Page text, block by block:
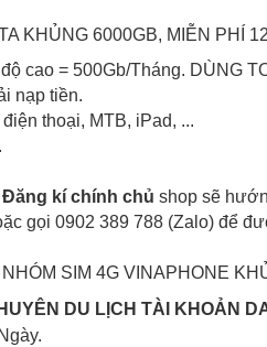
KHỦNG 6000GB, MIỄN PHÍ
cao = 500Gb/Tháng. DÙNG
nạp tiền.
thoại, MTB, iPad, ...
Đăng kí chính chủ shop sẽ
gọi 0902 389 788 (Zalo) để
SIM 4G VINAPHONE
DU LỊCH TÀI KHOẢN